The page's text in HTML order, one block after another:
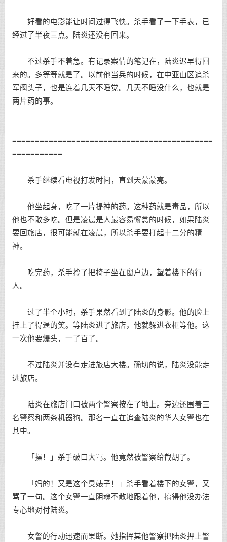
好看的电影能让时间过得飞快。杀手看了一下手表，已
经过了半夜三点。陆炎还没有回来。
不过杀手不着急。有记录案情的笔记在，陆炎迟早得回
来的。多等等就是了。以前他当兵的时候，在中亚山区追杀
军阀头子，也是连着几天不睡觉。几天不睡没什么，也就是
两片药的事。
============================================
===========
杀手继续看电视打发时间，直到天蒙蒙亮。
他坐起身，吃了一片提神的药。这种药就是毒品，所以
他也不敢多吃。但是凌晨是人最容易懈怠的时候，如果陆炎
要回旅店，很可能就在凌晨，所以杀手要打起十二分的精
神。
吃完药，杀手拎了把椅子坐在窗户边，望着楼下的行
人。
过了半个小时，杀手果然看到了陆炎的身影。他的脸上
挂上了得逞的笑。等陆炎进了旅店，他就躲进衣柜等他。这
一次他要爆头，一了百了。
不过陆炎并没有走进旅店大楼。确切的说，陆炎没能走
进旅店。
陆炎在旅店门口被两个警察按在了地上。旁边还围着三
名警察和两条机器狗。那名一直在追查陆炎的华人女警也在
其中。
「操！」杀手破口大骂。他竟然被警察给截胡了。
「妈的！又是这个臭婊子！」杀手看着楼下的女警，又
骂了一句。这个女警一直阴魂不散地跟着他，搞得他没办法
专心地对付陆炎。
女警的行动迅速而果断。她指挥其他警察把陆炎押上警